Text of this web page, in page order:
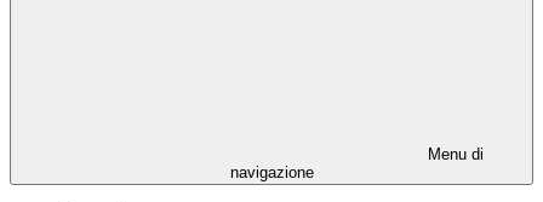
Menu di
navigazione